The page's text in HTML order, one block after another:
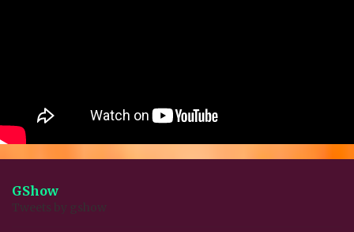
GShow
Tweets by gshow